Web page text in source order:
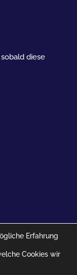
diese
Erfahrung
Cookies wir